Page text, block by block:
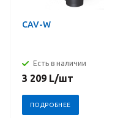
CAV-W
Есть в наличии
3 209 L/шт
ПОДРОБНЕЕ